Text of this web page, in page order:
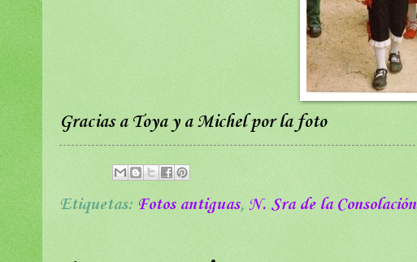
Gracias a Toya y a Michel por la foto
Etiquetas: Fotos antiguas, N. Sra de la Consolación